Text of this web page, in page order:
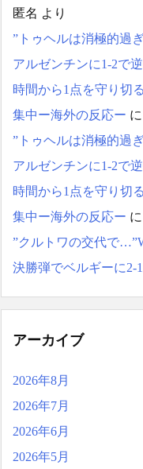
【激震】韓国人「韓国
複数回の性接待を行い
を買収していたことが
覚…（ﾌﾞﾙﾌﾞﾙ」＝韓国
応
ほしのあき49歳、ミ
ワンピ姿にネット衝撃...
海外「昨日の日本プ
球 阪神・巨人戦の展開
的過ぎた！」
日本人がアメリカで
的快挙！中国人「恐ろ
ぎる」「人間にこんな
が可能なのか？」「サ
の反応】
が可能なのか？」「サ
【E-1選手権】日本、
に1-0で勝利し、全勝で
ルを守り切る！
The Show Must Go
匿名 より
”トゥヘルは消極的過
アルゼンチンに1-2で
時間から1点を守り切
集中ー海外の反応ー に
”トゥヘルは消極的過
アルゼンチンに1-2で
時間から1点を守り切
集中ー海外の反応ー に
”クルトワの交代で
決勝弾でベルギーに2-
アーカイブ
2026年8月
2026年7月
2026年6月
2026年5月